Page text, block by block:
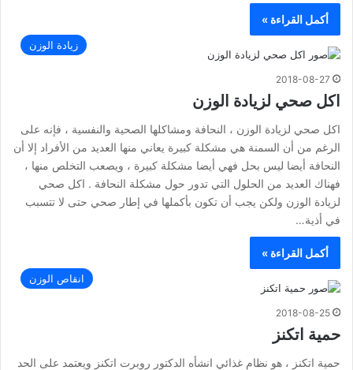
أكمل القراءة »
زيادة الوزن
2018-08-27
اكل صحي لزيادة الوزن
اكل صحي لزيادة الوزن ، النحافة ومشاكلها الصحية والنفسية ، فإنه على
الرغم من أن السمنة هي مشكلة كبيرة يعاني منها العديد من الأفراد إلا أن
النحافة أيضا ليس بحل فهي أيضا مشكلة كبيرة ، ويصعب التخلص منها ،
فهناك العديد من الحلول التي تدور حول مشكلة النحافة . اكل صحي
لزيادة الوزن ولكن يجب أن تكون بأكملها في إطار صحي حتى لا تتسبب
في أذية…
أكمل القراءة »
انقاص الوزن
2018-08-25
حمية اتكنز
حمية اتكنز ، هو نظام غذائي انشأه الدكتور روبرت اتكنز ويعتمد على الحد